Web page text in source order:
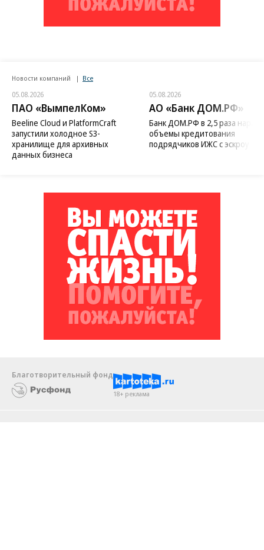
Новости компаний Все
05.08.2026
ПАО «ВымпелКом»
Beeline Cloud и PlatformCraft
запустили холодное S3-
хранилище для архивных
данных бизнеса
05.08.2026
АО «Банк ДОМ.РФ»
Банк ДОМ.РФ в 2,5 раза
объемы кредитования
подрядчиков ИЖС с эскроу
Благотворительный фонд
18+ реклама